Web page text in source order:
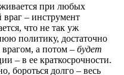
при любых
– инструмент
что не так уж
политику, достаточно
а потом – будет
– в ее краткосрочности.
бороться долго – весь